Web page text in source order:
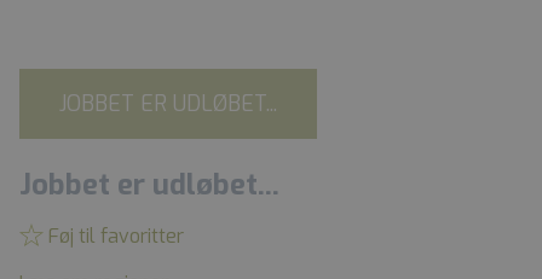
JOBBET ER UDLØBET...
Jobbet er udløbet...
Føj til favoritter